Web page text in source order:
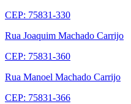
CEP: 75831-330
Rua Joaquim Machado Carrijo
CEP: 75831-360
Rua Manoel Machado Carrijo
CEP: 75831-366